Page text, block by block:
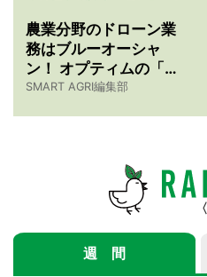
農業分野のドローン業
務はブルーオーシャ
ン！ オプティムの「ド
ローン農薬散布の仕事
SMART AGRI編集部
週 間